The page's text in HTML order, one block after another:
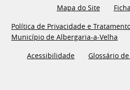
Mapa do Site
Política de Privacidade e
Município de Albergaria-a-Velha
Acessibilidade
Glossário